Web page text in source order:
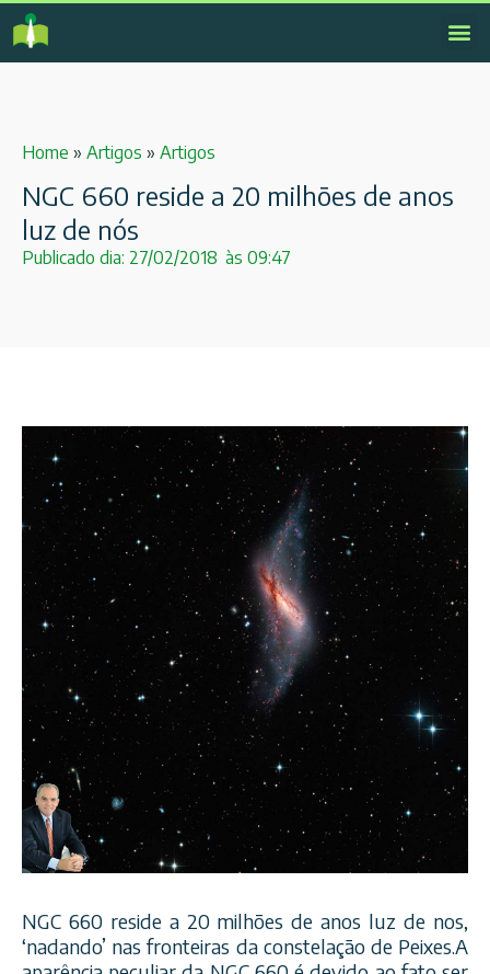
Home » Artigos » Artigos
NGC 660 reside a 20 milhões de anos
luz de nós
Publicado dia: 27/02/2018 às 09:47
NGC 660 reside a 20 milhões de anos luz de nos,
‘nadando’ nas fronteiras da constelação de Peixes.A